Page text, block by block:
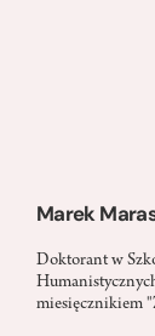
Marek
Doktorant w
miesięcznikiem